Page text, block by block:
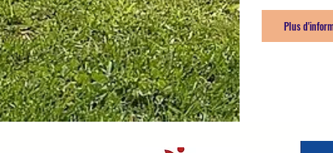
Plus